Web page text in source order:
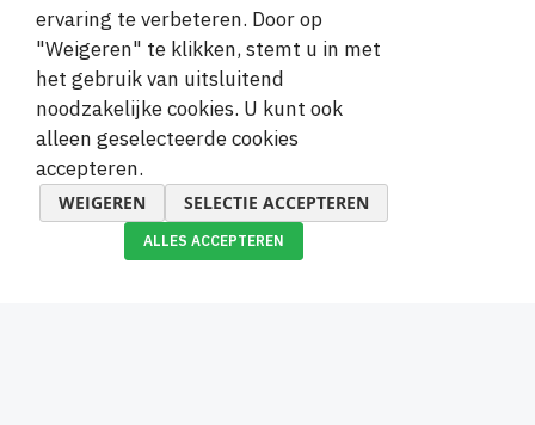
Klantenservice
Veilige en gemakkelijke betalingen
ervaring te verbeteren. Door op
"Weigeren" te klikken, stemt u in met
het gebruik van uitsluitend
noodzakelijke cookies. U kunt ook
alleen geselecteerde cookies
accepteren.
WEIGEREN SELECTIE ACCEPTEREN
ALLES ACCEPTEREN